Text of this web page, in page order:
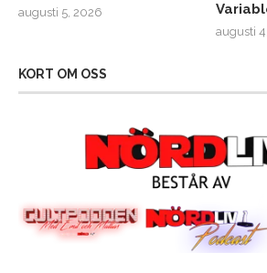
augusti 5, 2026
augusti
KORT OM OSS